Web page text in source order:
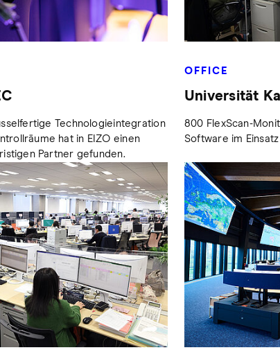
Technologieintegration
hat in EIZO einen
Partner gefunden.
OFFICE
Universität
800 FlexScan-
Software im